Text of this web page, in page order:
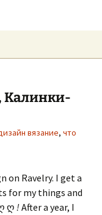
Калинки-
вязание, что
on Ravelry. I get a
for my things and
ღ ! After a year, I